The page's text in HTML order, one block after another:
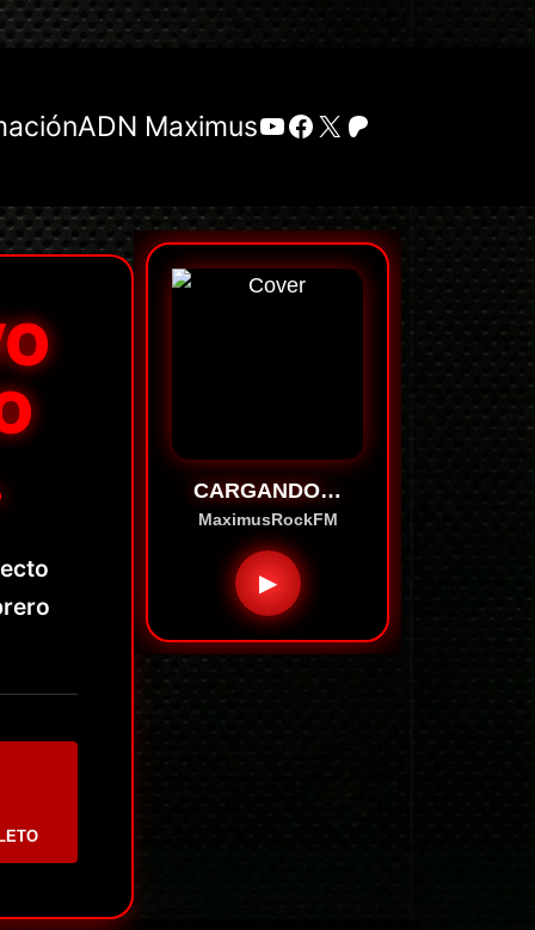
ADN MaximusYouTube
Facebook
X Patreon
CARGANDO…
MaximusRockFM
▶